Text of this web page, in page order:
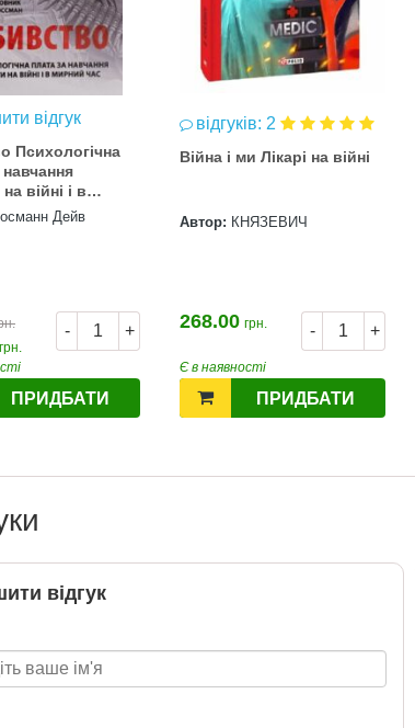
Ранок
розігрують автомобіль!
автомобіль! Пам’ятайте: кожна
посилка — це один шанс стати
Механіка: отримуй одну посилку
Новою поштою і приймай
відгук
Психологічна
навчання
війні і в
Дейв
- +
грн.
ПРИДБАТИ
відгуків: 2
Війна і ми Лікарі на війні
Автор: КНЯЗЕВИЧ
- +
268.00 грн.
Є в наявності
ПРИДБАТИ
відгук